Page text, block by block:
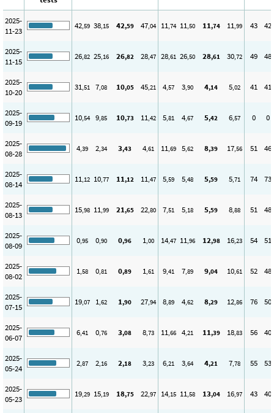
2025-
11-23
42,59 38,15 42,59 47,04 11,74 11,50 11,74 11,99 43 42
2025-
11-15
26,82 25,16 26,82 28,47 28,61 26,50 28,61 30,72 49 48
2025-
10-20
31,51 7,08 10,05 45,21 4,57 3,90 4,14 5,02 41 41
2025-
09-19
10,54 9,85 10,73 11,42 5,81 4,67 5,42 6,57 0 0
2025-
08-28
4,39 2,34 3,43 4,61 11,69 5,62 8,39 17,56 51 46
2025-
08-14
11,12 10,77 11,12 11,47 5,59 5,48 5,59 5,71 74 73
2025-
08-13
15,98 11,99 21,65 22,80 7,51 5,18 5,59 8,88 51 48
2025-
08-09
0,95 0,90 0,96 1,00 14,47 11,96 12,98 16,23 54 51
2025-
08-02
1,58 0,81 0,89 1,61 9,41 7,89 9,04 10,61 52 48
2025-
07-15
19,07 1,62 1,90 27,94 8,89 4,62 8,29 12,86 76 50
2025-
06-07
6,41 0,76 3,08 8,73 11,66 4,21 11,39 18,83 56 40
2025-
05-24
2,87 2,16 2,18 3,23 6,21 3,64 4,21 7,78 55 53
2025-
05-23
19,29 15,19 18,75 22,97 14,15 11,58 13,04 16,97 43 40